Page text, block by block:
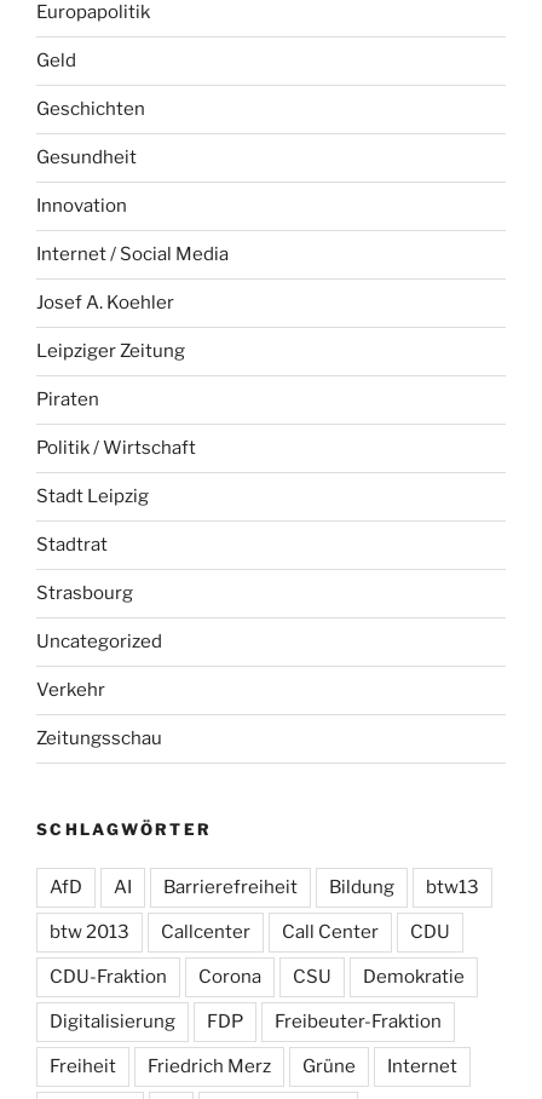
Europapolitik
Geld
Geschichten
Gesundheit
Innovation
Internet / Social Media
Josef A. Koehler
Leipziger Zeitung
Piraten
Politik / Wirtschaft
Stadt Leipzig
Stadtrat
Strasbourg
Uncategorized
Verkehr
Zeitungsschau
SCHLAGWÖRTER
AfD AI Barrierefreiheit Bildung btw13
btw 2013 Callcenter Call Center CDU
CDU-Fraktion Corona CSU Demokratie
Digitalisierung FDP Freibeuter-Fraktion
Freiheit Friedrich Merz Grüne Internet